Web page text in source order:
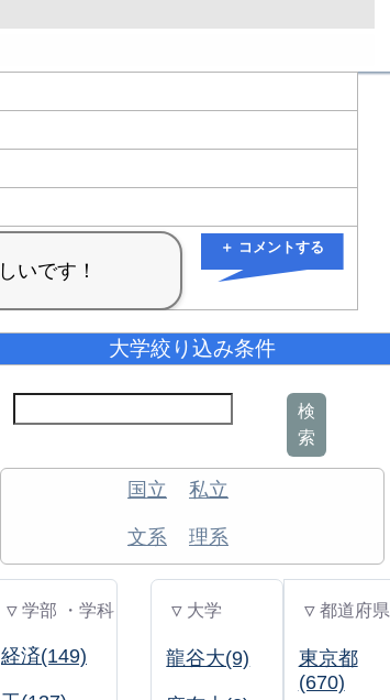
＋ コメントする
大学絞り込み条件
検
索
国立 私立
文系 理系
▽ 学部 ・学科
経済(149)
▽ 大学
龍谷大(9)
▽ 都道府県
東京都
(670)